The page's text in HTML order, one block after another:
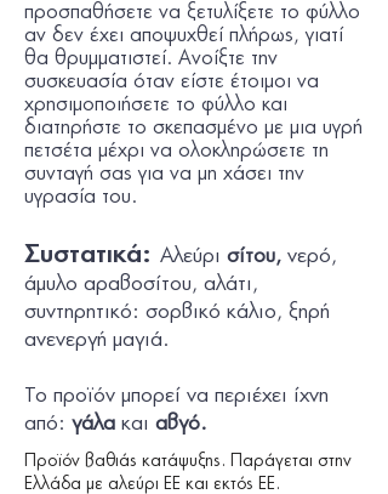
προσπαθήσετε να ξετυλίξετε το φύλλο
αν δεν έχει αποψυχθεί πλήρως, γιατί
θα θρυµµατιστεί. Ανοίξτε την
συσκευασία όταν είστε έτοιµοι να
χρησιµοποιήσετε το φύλλο και
διατηρήστε το σκεπασµένο µε µια υγρή
πετσέτα µέχρι να ολοκληρώσετε τη
συνταγή σας για να µη χάσει την
υγρασία του.
Συστατικά: Aλεύρι σίτου, νερό,
άµυλο αραβοσίτου, αλάτι,
συντηρητικό: σορβικό κάλιο, ξηρή
ανενεργή µαγιά.
Το προϊόν µπορεί να περιέχει ίχνη
από: γάλα και αβγό.
Προϊόν βαθιάς κατάψυξης. Παράγεται στην
Ελλάδα με αλεύρι ΕΕ και εκτός ΕΕ.